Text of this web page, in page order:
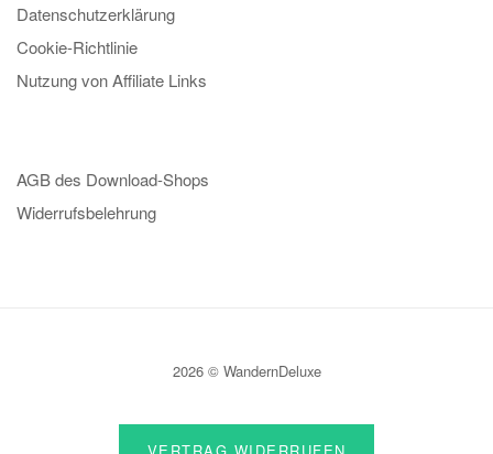
Datenschutzerklärung
Cookie-Richtlinie
Nutzung von Affiliate Links
AGB des Download-Shops
Widerrufsbelehrung
2026 © WandernDeluxe
VERTRAG WIDERRUFEN